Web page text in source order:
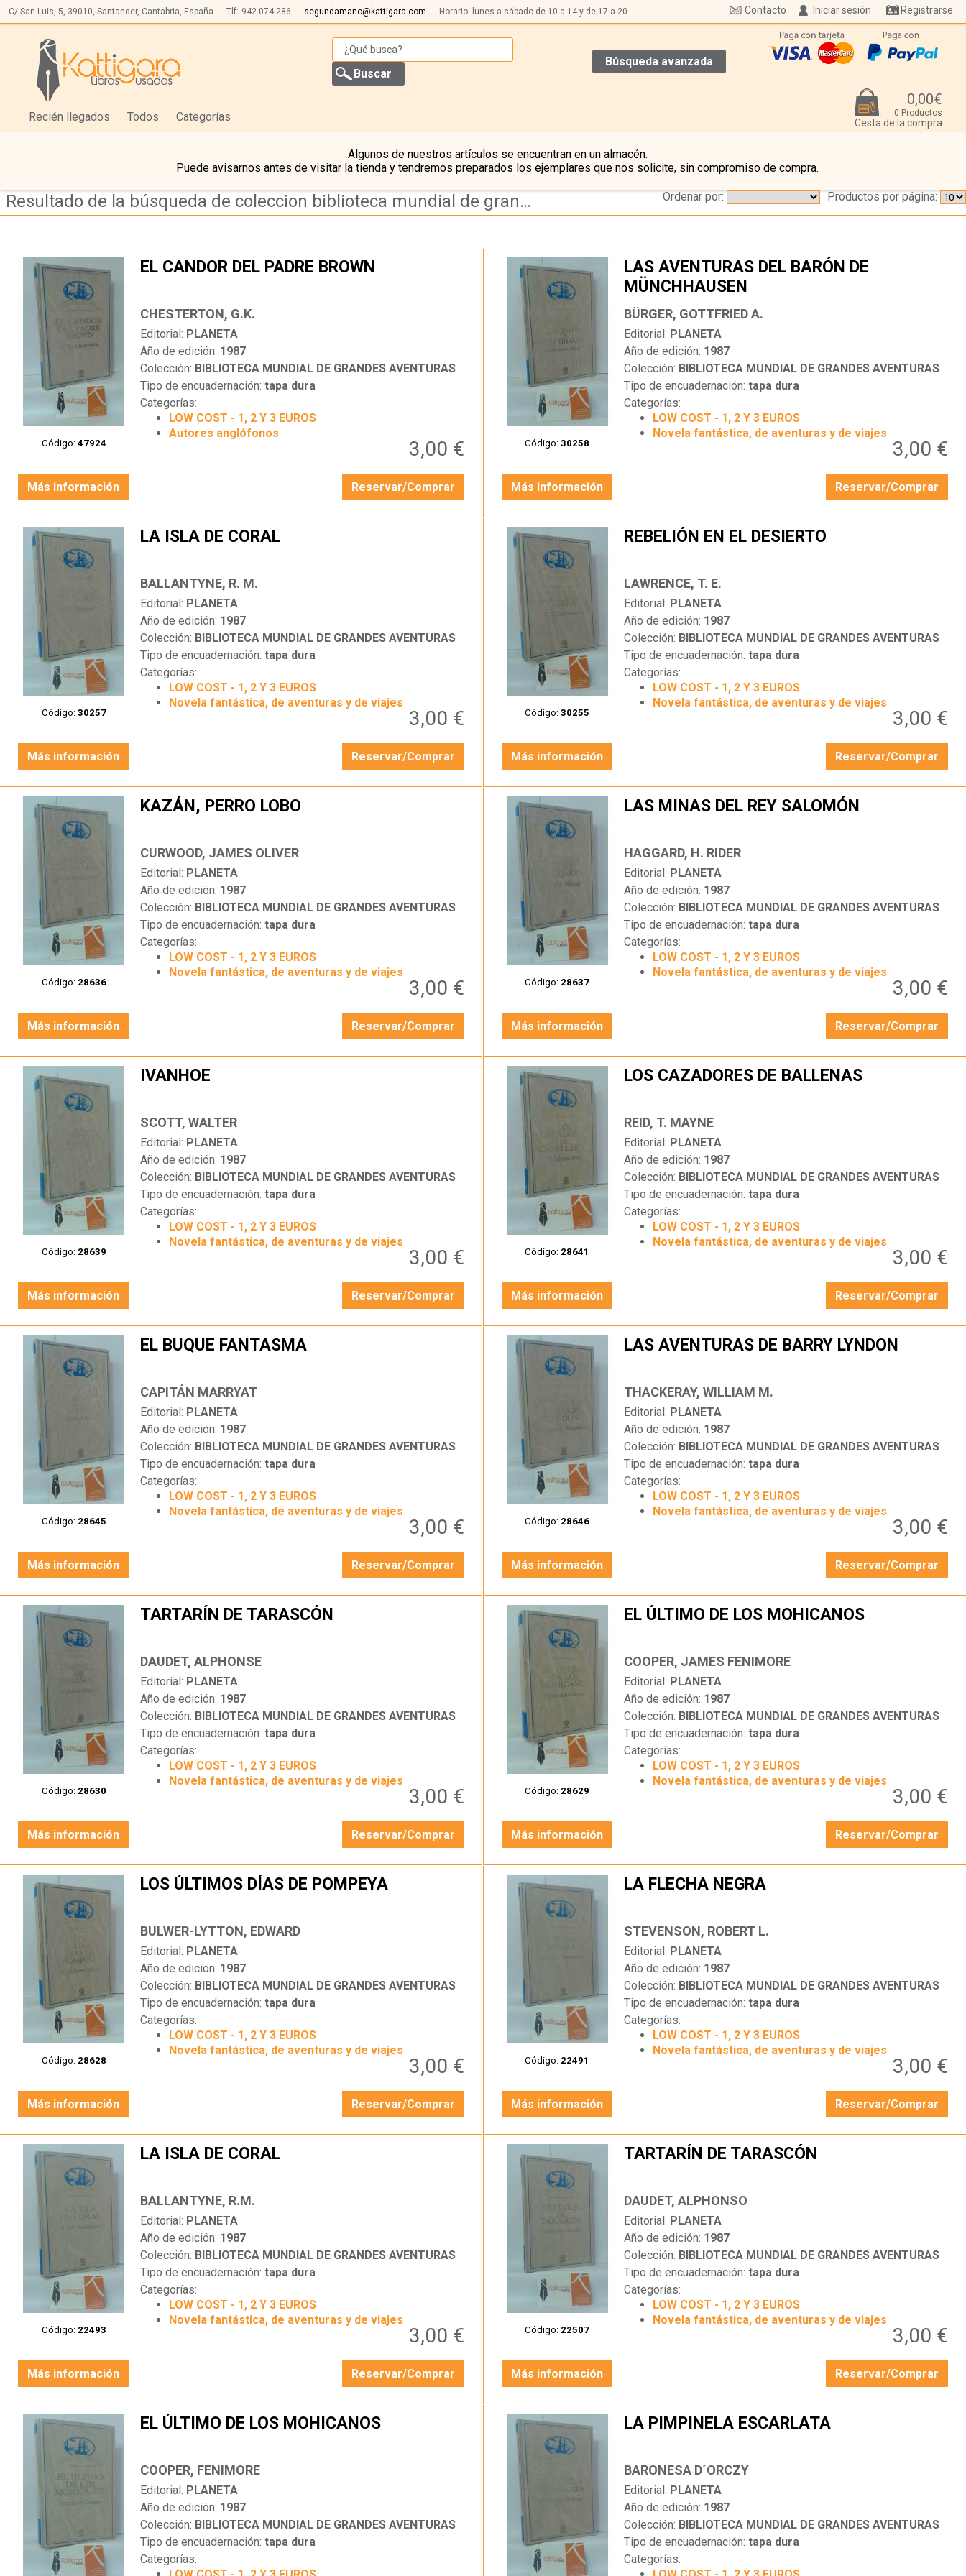
C/ San Luis, 5, 39010, Santander, Cantabria, España Tlf: 942 074 286 segundamano@kattigara.com Horario: lunes a sábado de 10 a 14 y de 17 a 20. Iniciar sesión Registrarse
Contacto
Búsqueda avanzada
Recién llegados Todos Categorías
0,00€
0 Productos
Cesta de la compra
Algunos de nuestros artículos se encuentran en un almacén.
Puede avisarnos antes de visitar la tienda y tendremos preparados los ejemplares que nos solicite, sin compromiso de compra.
Resultado de la búsqueda de coleccion biblioteca mundial de grandes aventuras Productos por página:
Ordenar por:
Código: 47924
EL CANDOR DEL PADRE BROWN
CHESTERTON, G.K.
Editorial: PLANETA
Año de edición: 1987
Colección: BIBLIOTECA MUNDIAL DE GRANDES AVENTURAS
Tipo de encuadernación:tapa dura
Categorías:
LOW COST - 1, 2 Y 3 EUROS
Autores anglófonos
3,00 €
Más información Reservar/Comprar
Código:30258
LAS AVENTURAS DEL BARÓN DE
MÜNCHHAUSEN
BÜRGER, GOTTFRIED A.
Editorial: PLANETA
Año de edición: 1987
Colección: BIBLIOTECA MUNDIAL DE GRANDES AVENTURAS
Tipo de encuadernación: tapa dura
Categorías:
LOW COST - 1, 2 Y 3 EUROS
Novela fantástica, de aventuras y de viajes
3,00 €
Más información Reservar/Comprar
Código: 30257
LA ISLA DE CORAL
BALLANTYNE, R. M.
Editorial: PLANETA
Año de edición: 1987
Colección: BIBLIOTECA MUNDIAL DE GRANDES AVENTURAS
Tipo de encuadernación:tapa dura
Categorías:
LOW COST - 1, 2 Y 3 EUROS
Novela fantástica, de aventuras y de viajes
3,00 €
Más información Reservar/Comprar
Código:30255
REBELIÓN EN EL DESIERTO
LAWRENCE, T. E.
Editorial: PLANETA
Año de edición: 1987
Colección: BIBLIOTECA MUNDIAL DE GRANDES AVENTURAS
Tipo de encuadernación: tapa dura
Categorías:
LOW COST - 1, 2 Y 3 EUROS
Novela fantástica, de aventuras y de viajes
3,00 €
Más información Reservar/Comprar
Código: 28636
KAZÁN, PERRO LOBO
CURWOOD, JAMES OLIVER
Editorial: PLANETA
Año de edición: 1987
Colección: BIBLIOTECA MUNDIAL DE GRANDES AVENTURAS
Tipo de encuadernación:tapa dura
Categorías:
LOW COST - 1, 2 Y 3 EUROS
Novela fantástica, de aventuras y de viajes
3,00 €
Más información Reservar/Comprar
Código: 28637
LAS MINAS DEL REY SALOMÓN
HAGGARD, H. RIDER
Editorial: PLANETA
Año de edición: 1987
Colección: BIBLIOTECA MUNDIAL DE GRANDES AVENTURAS
Tipo de encuadernación: tapa dura
Categorías:
LOW COST - 1, 2 Y 3 EUROS
Novela fantástica, de aventuras y de viajes
3,00 €
Más información Reservar/Comprar
Código: 28639
IVANHOE
SCOTT, WALTER
Editorial: PLANETA
Año de edición: 1987
Colección: BIBLIOTECA MUNDIAL DE GRANDES AVENTURAS
Tipo de encuadernación:tapa dura
Categorías:
LOW COST - 1, 2 Y 3 EUROS
Novela fantástica, de aventuras y de viajes
3,00 €
Más información Reservar/Comprar
Código: 28641
LOS CAZADORES DE BALLENAS
REID, T. MAYNE
Editorial: PLANETA
Año de edición: 1987
Colección: BIBLIOTECA MUNDIAL DE GRANDES AVENTURAS
Tipo de encuadernación: tapa dura
Categorías:
LOW COST - 1, 2 Y 3 EUROS
Novela fantástica, de aventuras y de viajes
3,00 €
Más información Reservar/Comprar
Código: 28645
EL BUQUE FANTASMA
CAPITÁN MARRYAT
Editorial: PLANETA
Año de edición: 1987
Colección: BIBLIOTECA MUNDIAL DE GRANDES AVENTURAS
Tipo de encuadernación:tapa dura
Categorías:
LOW COST - 1, 2 Y 3 EUROS
Novela fantástica, de aventuras y de viajes
3,00 €
Más información Reservar/Comprar
Código: 28646
LAS AVENTURAS DE BARRY LYNDON
THACKERAY, WILLIAM M.
Editorial: PLANETA
Año de edición: 1987
Colección: BIBLIOTECA MUNDIAL DE GRANDES AVENTURAS
Tipo de encuadernación: tapa dura
Categorías:
LOW COST - 1, 2 Y 3 EUROS
Novela fantástica, de aventuras y de viajes
3,00 €
Más información Reservar/Comprar
Código: 28630
TARTARÍN DE TARASCÓN
DAUDET, ALPHONSE
Editorial: PLANETA
Año de edición: 1987
Colección: BIBLIOTECA MUNDIAL DE GRANDES AVENTURAS
Tipo de encuadernación:tapa dura
Categorías:
LOW COST - 1, 2 Y 3 EUROS
Novela fantástica, de aventuras y de viajes
3,00 €
Más información Reservar/Comprar
Código: 28629
EL ÚLTIMO DE LOS MOHICANOS
COOPER, JAMES FENIMORE
Editorial: PLANETA
Año de edición: 1987
Colección: BIBLIOTECA MUNDIAL DE GRANDES AVENTURAS
Tipo de encuadernación: tapa dura
Categorías:
LOW COST - 1, 2 Y 3 EUROS
Novela fantástica, de aventuras y de viajes
3,00 €
Más información Reservar/Comprar
Código: 28628
LOS ÚLTIMOS DÍAS DE POMPEYA
BULWER-LYTTON, EDWARD
Editorial: PLANETA
Año de edición: 1987
Colección: BIBLIOTECA MUNDIAL DE GRANDES AVENTURAS
Tipo de encuadernación:tapa dura
Categorías:
LOW COST - 1, 2 Y 3 EUROS
Novela fantástica, de aventuras y de viajes
3,00 €
Más información Reservar/Comprar
Código: 22491
LA FLECHA NEGRA
STEVENSON, ROBERT L.
Editorial: PLANETA
Año de edición: 1987
Colección: BIBLIOTECA MUNDIAL DE GRANDES AVENTURAS
Tipo de encuadernación: tapa dura
Categorías:
LOW COST - 1, 2 Y 3 EUROS
Novela fantástica, de aventuras y de viajes
3,00 €
Más información Reservar/Comprar
Código: 22493
LA ISLA DE CORAL
BALLANTYNE, R.M.
Editorial: PLANETA
Año de edición: 1987
Colección: BIBLIOTECA MUNDIAL DE GRANDES AVENTURAS
Tipo de encuadernación:tapa dura
Categorías:
LOW COST - 1, 2 Y 3 EUROS
Novela fantástica, de aventuras y de viajes
3,00 €
Más información Reservar/Comprar
Código: 22507
TARTARÍN DE TARASCÓN
DAUDET, ALPHONSO
Editorial: PLANETA
Año de edición: 1987
Colección: BIBLIOTECA MUNDIAL DE GRANDES AVENTURAS
Tipo de encuadernación: tapa dura
Categorías:
LOW COST - 1, 2 Y 3 EUROS
Novela fantástica, de aventuras y de viajes
3,00 €
Más información Reservar/Comprar
EL ÚLTIMO DE LOS MOHICANOS
COOPER, FENIMORE
Editorial: PLANETA
Año de edición: 1987
Colección: BIBLIOTECA MUNDIAL DE GRANDES AVENTURAS
Tipo de encuadernación:tapa dura
Categorías:
LA PIMPINELA ESCARLATA
BARONESA D´ORCZY
Editorial: PLANETA
Año de edición: 1987
Colección: BIBLIOTECA MUNDIAL DE GRANDES AVENTURAS
Tipo de encuadernación: tapa dura
Categorías: